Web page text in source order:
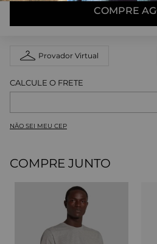
COMPRE
Provador Virtual
NÃO SEI MEU CEP
COMPRE JUNTO